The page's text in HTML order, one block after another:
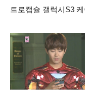
트로캡슐 갤럭시S3